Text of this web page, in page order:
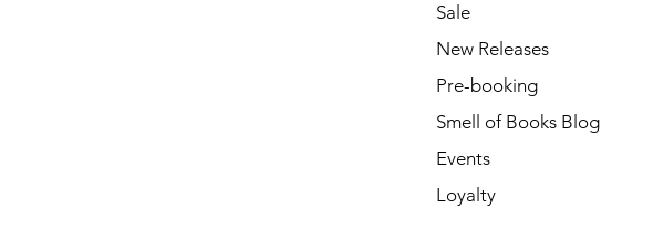
Sale
New Releases
Pre-booking
Smell of Books Blog
Events
Loyalty